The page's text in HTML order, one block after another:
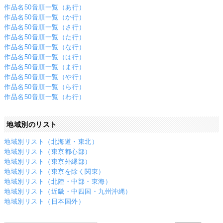
作品名50音順一覧（あ行）
作品名50音順一覧（か行）
作品名50音順一覧（さ行）
作品名50音順一覧（た行）
作品名50音順一覧（な行）
作品名50音順一覧（は行）
作品名50音順一覧（ま行）
作品名50音順一覧（や行）
作品名50音順一覧（ら行）
作品名50音順一覧（わ行）
地域別のリスト
地域別リスト（北海道・東北）
地域別リスト（東京都心部）
地域別リスト（東京外縁部）
地域別リスト（東京を除く関東）
地域別リスト（北陸・中部・東海）
地域別リスト（近畿・中四国・九州沖縄）
地域別リスト（日本国外）